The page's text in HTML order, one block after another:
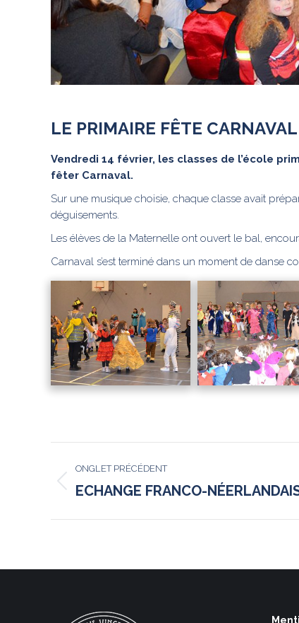
LE PRIMAIRE FÊTE CARNAVAL
Vendredi 14 février, les classes de l’école
fêter Carnaval.
Sur une musique choisie, chaque classe avait
déguisements.
Les élèves de la Maternelle ont ouvert le bal,
Carnaval s’est terminé dans un moment de danse
NAVIGATION
DE
COMMENTAIRE
ONGLET PRÉCÉDENT
Onglet
ECHANGE FRANCO-